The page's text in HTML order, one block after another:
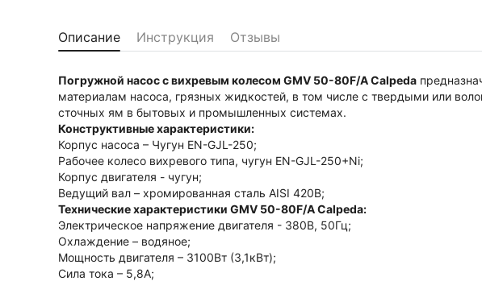
Описание Инструкция Отзывы
Погружной насос с вихревым колесом GMV 50-80F/A Calpeda
материалам насоса, грязных жидкостей, в том числе с твердыми или
сточных ям в бытовых и промышленных системах.
Конструктивные характеристики:
Корпус насоса – Чугун EN-GJL-250;
Рабочее колесо вихревого типа, чугун EN-GJL-250+Ni;
Корпус двигателя - чугун;
Ведущий вал – хромированная сталь AISI 420B;
Технические характеристики GMV 50-80F/A Calpeda:
Электрическое напряжение двигателя - 380В, 50Гц;
Охлаждение – водяное;
Мощность двигателя – 3100Вт (3,1кВт);
Сила тока – 5,8А;